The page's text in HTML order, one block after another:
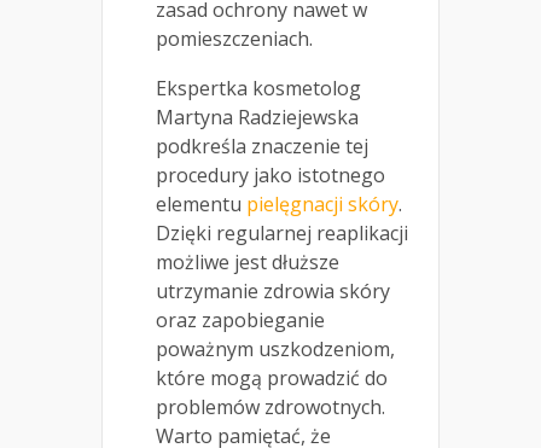
zasad ochrony nawet w
pomieszczeniach.
Ekspertka kosmetolog
Martyna Radziejewska
podkreśla znaczenie tej
procedury jako istotnego
elementu pielęgnacji skóry.
Dzięki regularnej reaplikacji
możliwe jest dłuższe
utrzymanie zdrowia skóry
oraz zapobieganie
poważnym uszkodzeniom,
które mogą prowadzić do
problemów zdrowotnych.
Warto pamiętać, że